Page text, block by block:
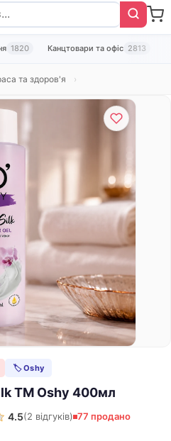
1820 Канцтовари та офіс 2813
та здоров'я
🏷 Oshy
ТМ Oshy 400мл
4.5(2 відгуків) 77 продано